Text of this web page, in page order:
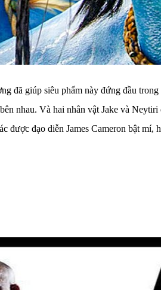
giúp siêu phẩm này đứng đầu
nhau. Và hai nhân vật Jake và
đạo diễn James Cameron bật mí,